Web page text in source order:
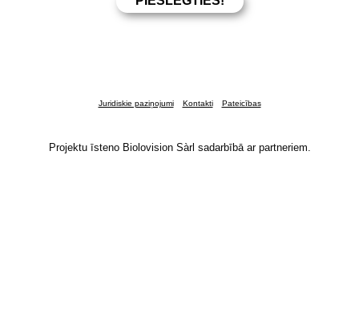
Juridiskie paziņojumi Kontakti Pateicības
Projektu īsteno Biolovision Sàrl sadarbībā ar partneriem.